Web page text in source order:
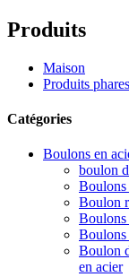
Produits
Maison
Produits phares
Catégories
Boulons en
boulon
Boulons
Boulon
Boulons
Boulons
Boulon
en acier